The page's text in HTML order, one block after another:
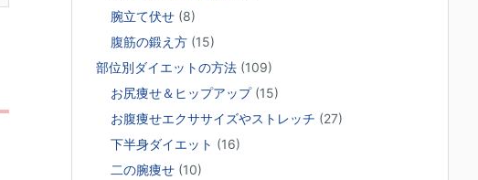
腕立て伏せ (8)
腹筋の鍛え方 (15)
部位別ダイエットの方法 (109)
お尻痩せ＆ヒップアップ(15)
お腹痩せエクササイズやストレッチ (27)
下半身ダイエット (16)
二の腕痩せ (10)